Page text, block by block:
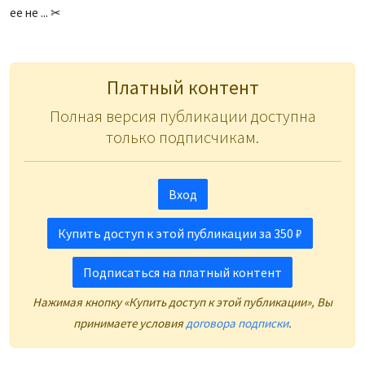
ее не ... ✂
Платный контент
Полная версия публикации доступна
только подписчикам.
Вход
Купить доступ к этой публикации за 350 ₽
Подписаться на платный контент
Нажимая кнопку «Купить доступ к этой публикации», Вы
принимаете условия договора подписки.